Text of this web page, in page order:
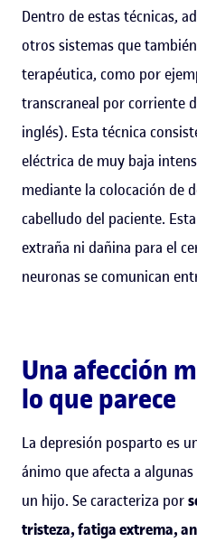
Dentro de estas técnicas,
otros sistemas que
terapéutica, como por
transcraneal por corriente
inglés). Esta técnica
eléctrica de muy baja
mediante la colocación de
cabelludo del paciente.
extraña ni dañina para el
neuronas se comunican
Una afección
lo que parece
La depresión posparto es
ánimo que afecta a
un hijo. Se caracteriza por
tristeza, fatiga extrema,